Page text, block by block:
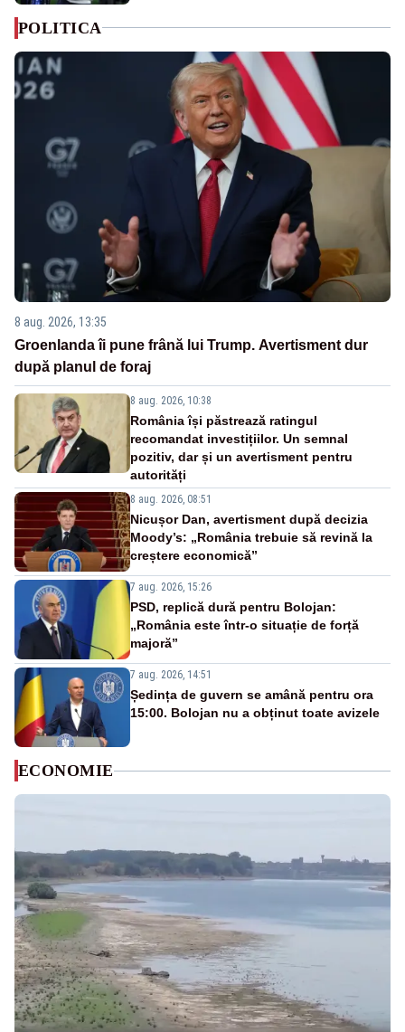
POLITICA
8 aug. 2026, 13:35
Groenlanda îi pune frână lui Trump. Avertisment dur
după planul de foraj
8 aug. 2026, 10:38
România își păstrează ratingul
recomandat investițiilor. Un semnal
pozitiv, dar și un avertisment pentru
autorități
8 aug. 2026, 08:51
Nicușor Dan, avertisment după decizia
Moody’s: „România trebuie să revină la
creștere economică”
7 aug. 2026, 15:26
PSD, replică dură pentru Bolojan:
„România este într-o situație de forță
majoră”
7 aug. 2026, 14:51
Ședința de guvern se amână pentru ora
15:00. Bolojan nu a obținut toate avizele
ECONOMIE